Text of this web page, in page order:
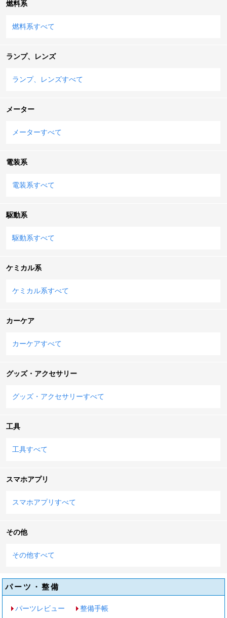
燃料系
燃料系すべて
ランプ、レンズ
ランプ、レンズすべて
メーター
メーターすべて
電装系
電装系すべて
駆動系
駆動系すべて
ケミカル系
ケミカル系すべて
カーケア
カーケアすべて
グッズ・アクセサリー
グッズ・アクセサリーすべて
工具
工具すべて
スマホアプリ
スマホアプリすべて
その他
その他すべて
パーツ・整備
パーツレビュー 整備手帳